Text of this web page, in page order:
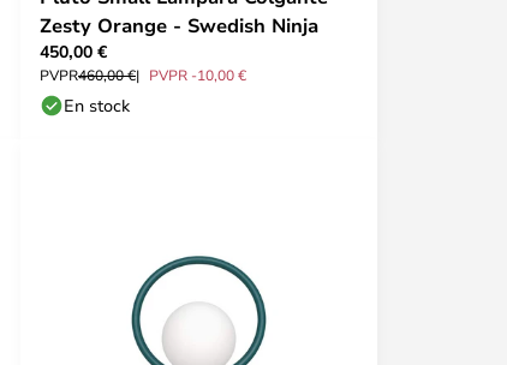
Zesty Orange - Swedish Ninja
450,00 €
PVPR460,00 € PVPR -10,00 €
En stock